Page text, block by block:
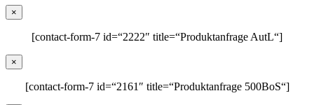
×
[contact-form-7 id=“2222″ title=“Produktanfrage AutL“]
×
[contact-form-7 id=“2161″ title=“Produktanfrage 500BoS“]